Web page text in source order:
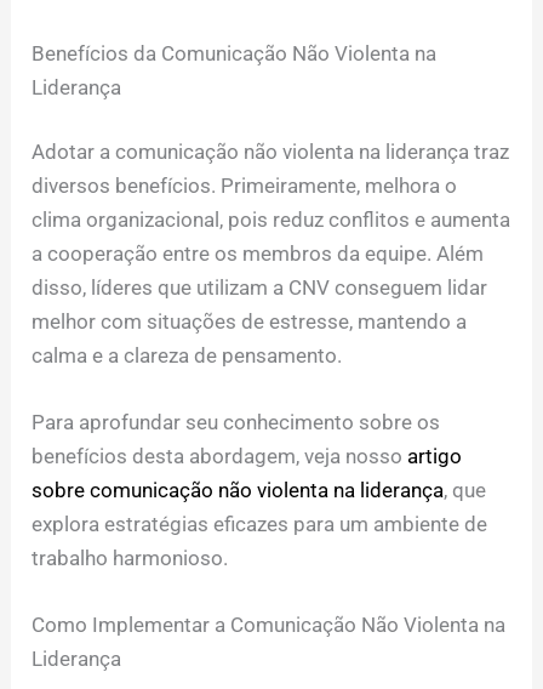
Benefícios da Comunicação Não Violenta na
Liderança
Adotar a comunicação não violenta na liderança traz
diversos benefícios. Primeiramente, melhora o
clima organizacional, pois reduz conflitos e aumenta
a cooperação entre os membros da equipe. Além
disso, líderes que utilizam a CNV conseguem lidar
melhor com situações de estresse, mantendo a
calma e a clareza de pensamento.
Para aprofundar seu conhecimento sobre os
benefícios desta abordagem, veja nosso artigo
sobre comunicação não violenta na liderança, que
explora estratégias eficazes para um ambiente de
trabalho harmonioso.
Como Implementar a Comunicação Não Violenta na
Liderança